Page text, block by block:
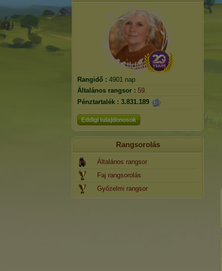
Rangidő : 4901 nap
Általános rangsor : 59.
Pénztartalék : 3.831.189
Eddigi tulajdonosok
Rangsorolás
Általános rangsor
Faj rangsorolás
Győzelmi rangsor